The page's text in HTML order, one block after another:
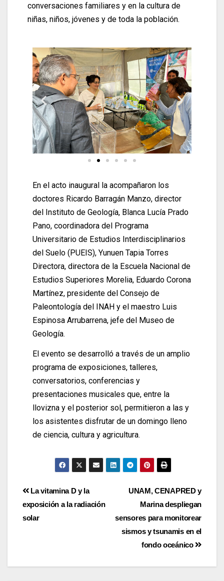
conversaciones familiares y en la cultura de
niñas, niños, jóvenes y de toda la población.
En el acto inaugural la acompañaron los
doctores Ricardo Barragán Manzo, director
del Instituto de Geología, Blanca Lucía Prado
Pano, coordinadora del Programa
Universitario de Estudios Interdisciplinarios
del Suelo (PUEIS), Yunuen Tapia Torres
Directora, directora de la Escuela Nacional de
Estudios Superiores Morelia, Eduardo Corona
Martínez, presidente del Consejo de
Paleontología del INAH y el maestro Luis
Espinosa Arrubarrena, jefe del Museo de
Geología.
El evento se desarrolló a través de un amplio
programa de exposiciones, talleres,
conversatorios, conferencias y
presentaciones musicales que, entre la
llovizna y el posterior sol, permitieron a las y
los asistentes disfrutar de un domingo lleno
de ciencia, cultura y agricultura.
UNAM, CENAPRED y
Marina despliegan
sensores para monitorear
sismos y tsunamis en el
fondo oceánico
La vitamina D y la
exposición a la radiación
solar